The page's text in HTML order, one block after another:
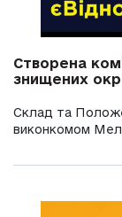
Створена
знищених
Склад та
виконкомом